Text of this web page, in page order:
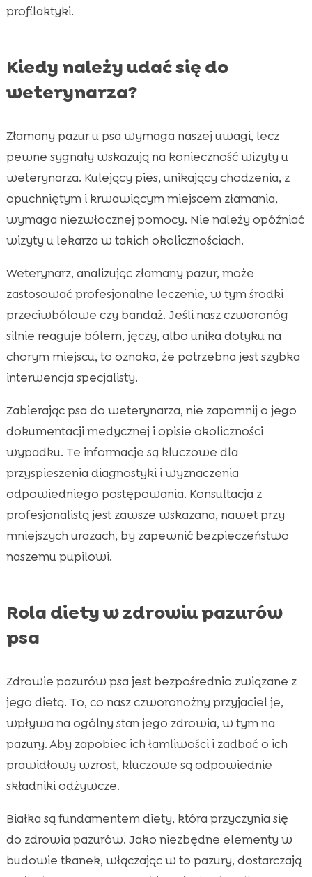
profilaktyki.
Kiedy należy udać się do
weterynarza?
Złamany pazur u psa wymaga naszej uwagi, lecz
pewne sygnały wskazują na konieczność wizyty u
weterynarza. Kulejący pies, unikający chodzenia, z
opuchniętym i krwawiącym miejscem złamania,
wymaga niezwłocznej pomocy. Nie należy opóźniać
wizyty u lekarza w takich okolicznościach.
Weterynarz, analizując złamany pazur, może
zastosować profesjonalne leczenie, w tym środki
przeciwbólowe czy bandaż. Jeśli nasz czworonóg
silnie reaguje bólem, jęczy, albo unika dotyku na
chorym miejscu, to oznaka, że potrzebna jest szybka
interwencja specjalisty.
Zabierając psa do weterynarza, nie zapomnij o jego
dokumentacji medycznej i opisie okoliczności
wypadku. Te informacje są kluczowe dla
przyspieszenia diagnostyki i wyznaczenia
odpowiedniego postępowania. Konsultacja z
profesjonalistą jest zawsze wskazana, nawet przy
mniejszych urazach, by zapewnić bezpieczeństwo
naszemu pupilowi.
Rola diety w zdrowiu pazurów
psa
Zdrowie pazurów psa jest bezpośrednio związane z
jego dietą. To, co nasz czworonożny przyjaciel je,
wpływa na ogólny stan jego zdrowia, w tym na
pazury. Aby zapobiec ich łamliwości i zadbać o ich
prawidłowy wzrost, kluczowe są odpowiednie
składniki odżywcze.
Białka są fundamentem diety, która przyczynia się
do zdrowia pazurów. Jako niezbędne elementy w
budowie tkanek, włączając w to pazury, dostarczają